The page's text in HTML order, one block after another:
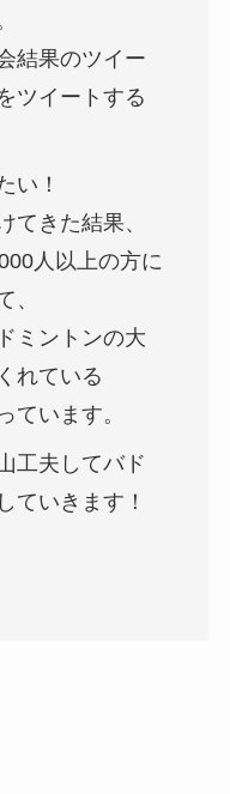
結果のツイー
ツイートする
い！
てきた結果、
人以上の方に
、
ミントンの大
れている
ています。
工夫してバド
ていきます！